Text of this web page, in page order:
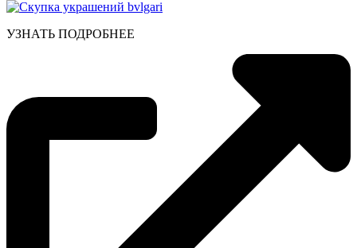
УЗНАТЬ ПОДРОБНЕЕ